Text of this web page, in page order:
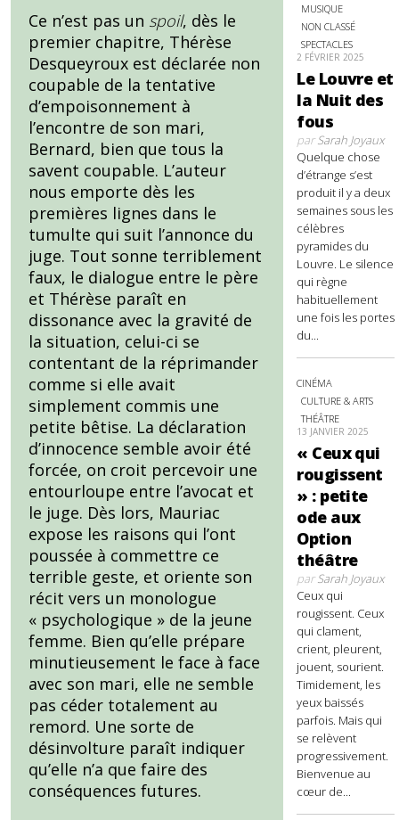
Ce n’est pas un spoil, dès le
premier chapitre, Thérèse
Desqueyroux est déclarée non
coupable de la tentative
d’empoisonnement à
l’encontre de son mari,
Bernard, bien que tous la
savent coupable. L’auteur
nous emporte dès les
premières lignes dans le
tumulte qui suit l’annonce du
juge. Tout sonne terriblement
faux, le dialogue entre le père
et Thérèse paraît en
dissonance avec la gravité de
la situation, celui-ci se
contentant de la réprimander
comme si elle avait
simplement commis une
petite bêtise. La déclaration
d’innocence semble avoir été
forcée, on croit percevoir une
entourloupe entre l’avocat et
le juge. Dès lors, Mauriac
expose les raisons qui l’ont
poussée à commettre ce
terrible geste, et oriente son
récit vers un monologue
« psychologique » de la jeune
femme. Bien qu’elle prépare
minutieusement le face à face
avec son mari, elle ne semble
pas céder totalement au
remord. Une sorte de
désinvolture paraît indiquer
qu’elle n’a que faire des
conséquences futures.
MUSIQUE
NON CLASSÉ
SPECTACLES
2 FÉVRIER 2025
Le Louvre et
la Nuit des
fous
parSarah Joyaux
Quelque chose
d’étrange s’est
produit il y a deux
semaines sous les
célèbres
pyramides du
Louvre. Le silence
qui règne
habituellement
une fois les portes
du...
CINÉMA
CULTURE & ARTS
THÉÂTRE
13 JANVIER 2025
« Ceux qui
rougissent
» : petite
ode aux
Option
théâtre
parSarah Joyaux
Ceux qui
rougissent. Ceux
qui clament,
crient, pleurent,
jouent, sourient.
Timidement, les
yeux baissés
parfois. Mais qui
se relèvent
progressivement.
Bienvenue au
cœur de...